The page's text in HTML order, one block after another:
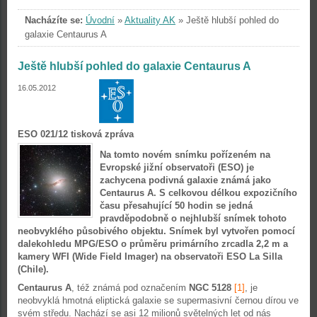
Nacházíte se: Úvodní » Aktuality AK » Ještě hlubší pohled do
galaxie Centaurus A
Ještě hlubší pohled do galaxie Centaurus A
16.05.2012
ESO 021/12 tisková zpráva
Na tomto novém snímku pořízeném na
Evropské jižní observatoři (ESO) je
zachycena podivná galaxie známá jako
Centaurus A. S celkovou délkou expozičního
času přesahující 50 hodin se jedná
pravděpodobně o nejhlubší snímek tohoto
neobvyklého působivého objektu. Snímek byl vytvořen pomocí
dalekohledu MPG/ESO o průměru primárního zrcadla 2,2 m a
kamery WFI (Wide Field Imager) na observatoři ESO La Silla
(Chile).
Centaurus A, též známá pod označením NGC 5128 [1] , je
neobvyklá hmotná eliptická galaxie se supermasivní černou dírou ve
svém středu. Nachází se asi 12 milionů světelných let od nás